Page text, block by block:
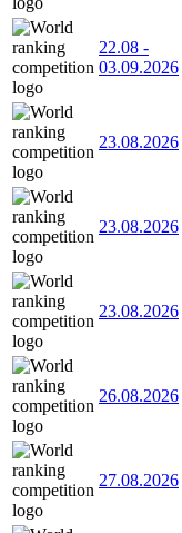
22.08 -
03.09.2026
23.08.2026
23.08.2026
23.08.2026
26.08.2026
27.08.2026